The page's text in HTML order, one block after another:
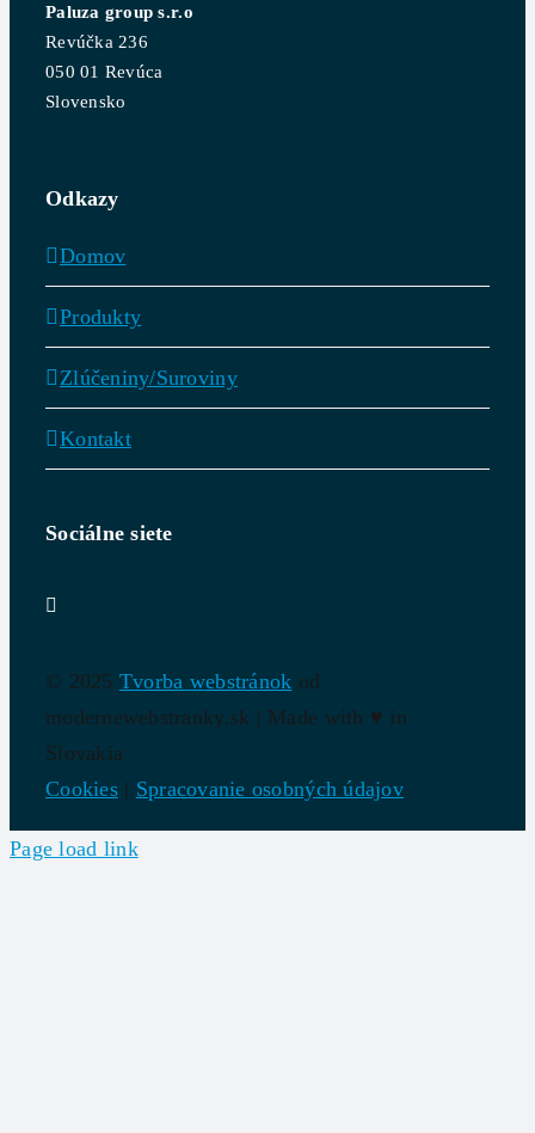
Paluza group s.r.o
Revúčka 236
050 01 Revúca
Slovensko
Odkazy
Domov
Produkty
Zlúčeniny/Suroviny
Kontakt
Sociálne siete
© 2025 Tvorba webstránok od
modernewebstranky.sk | Made with ♥ in
Slovakia
Cookies | Spracovanie osobných údajov
Page load link